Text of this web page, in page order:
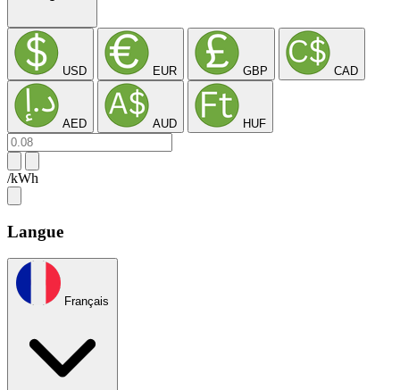
USD EUR GBP CAD
AED AUD HUF
/kWh
Langue
Français